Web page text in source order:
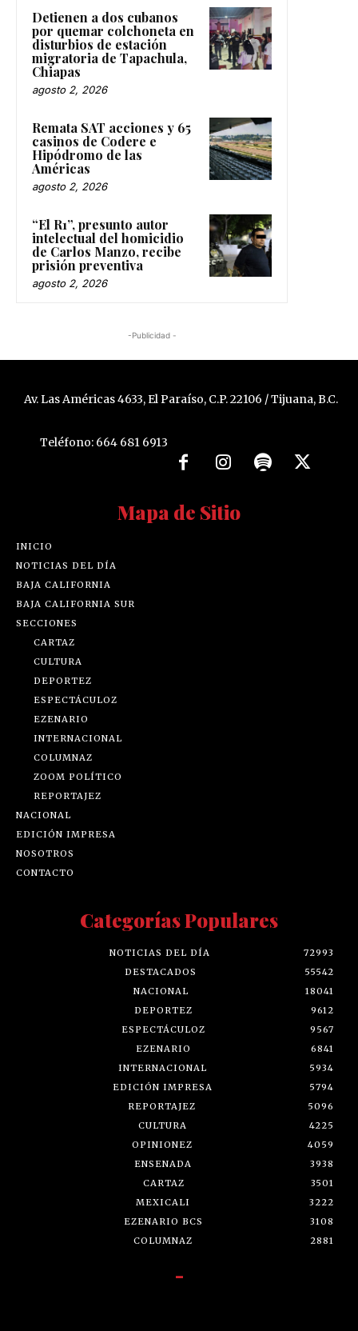
Detienen a dos cubanos
por quemar colchoneta en
disturbios de estación
migratoria de Tapachula,
Chiapas
agosto 2, 2026
Remata SAT acciones y 65
casinos de Codere e
Hipódromo de las
Américas
agosto 2, 2026
“El R1”, presunto autor
intelectual del homicidio
de Carlos Manzo, recibe
prisión preventiva
agosto 2, 2026
-Publicidad -
Av. Las Américas 4633, El Paraíso, C.P. 22106 / Tijuana, B.C.
Teléfono: 664 681 6913
Mapa de Sitio
INICIO
NOTICIAS DEL DÍA
BAJA CALIFORNIA
BAJA CALIFORNIA SUR
SECCIONES
CARTAZ
CULTURA
DEPORTEZ
ESPECTÁCULOZ
EZENARIO
INTERNACIONAL
COLUMNAZ
ZOOM POLÍTICO
REPORTAJEZ
NACIONAL
EDICIÓN IMPRESA
NOSOTROS
CONTACTO
Categorías Populares
NOTICIAS DEL DÍA
72993
DESTACADOS
55542
NACIONAL
18041
DEPORTEZ
9612
ESPECTÁCULOZ
9567
EZENARIO
6841
INTERNACIONAL
5934
EDICIÓN IMPRESA
5794
REPORTAJEZ
5096
CULTURA
4225
OPINIONEZ
4059
ENSENADA
3938
CARTAZ
3501
MEXICALI
3222
EZENARIO BCS
3108
COLUMNAZ
2881
-